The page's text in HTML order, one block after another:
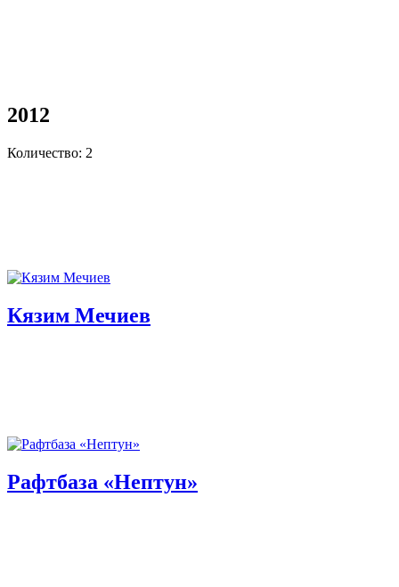
2012
Количество: 2
Кязим Мечиев
Рафтбаза «Нептун»